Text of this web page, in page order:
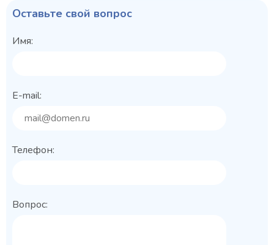
Оставьте свой вопрос
Имя:
E-mail:
Телефон:
Вопрос: